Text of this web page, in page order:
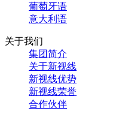
葡萄牙语
意大利语
关于我们
集团简介
关于新视线
新视线优势
新视线荣誉
合作伙伴